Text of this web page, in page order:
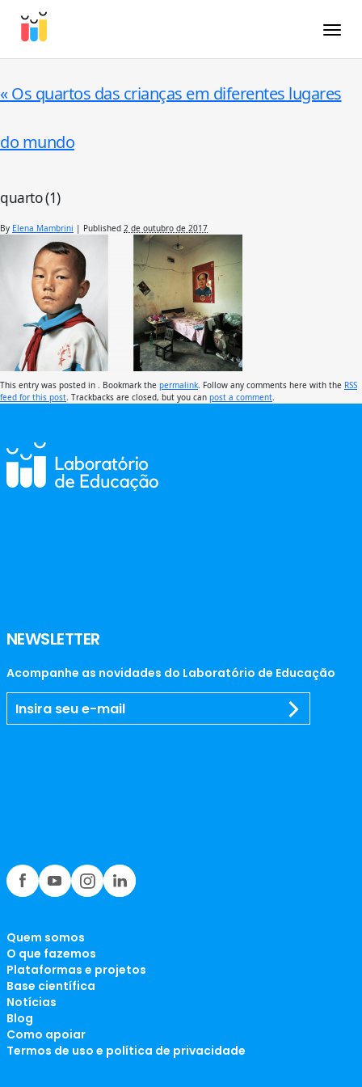
«Os quartos das crianças em diferentes lugares
do mundo
quarto (1)
By Elena Mambrini | Published 2 de outubro de 2017
This entry was posted in . Bookmark the permalink . Follow any comments here with the RSS
feed for this post . Trackbacks are closed, but you can post a comment
NEWSLETTER
Acompanhe as novidades do Laboratório de Educação
Quem somos
O que fazemos
Plataformas e projetos
Base científica
Notícias
Blog
Como apoiar
Termos de uso e política de privacidade